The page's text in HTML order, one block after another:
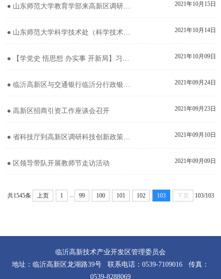
● 山东师范大学教育学部来高新区调研指导 2021年10月15日
● 山东师范大学科学技术处（科学技术研究院）、人才办来高新区调研对接科技人才合作事宜 2021年10月14日
● 【学党史 悟思想 办实事 开新局】习近平总书记“七一”重要讲话专题学习班暨全区理论学习中心组第一期专题读书班结... 2021年10月09日
● 临沂高新区与交通银行临沂分行政银企合作签约暨高新区支行成立仪式举行 2021年09月24日
● 高新区招商引资工作座谈会召开 2021年09月23日
● 省科技厅到高新区调研科技创新政策落实情况 2021年09月10日
● 区领导带队开展教师节走访活动 2021年09月09日
共1545条 上页 1 ... 99 100 101 102 103 下页 103/103
临沂高新技术产业开发区管理委员会
地址：临沂高新区龙湖路39号 联系电话：0539-7109016 传真：
0539-8288069